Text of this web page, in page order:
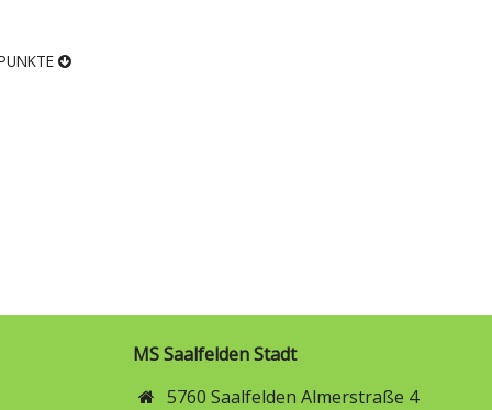
MS Saalfelden Stadt
5760 Saalfelden Almerstraße 4